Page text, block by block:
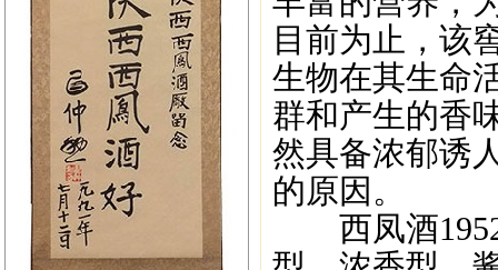
目前为止，该
生物在其生命
群和产生的香
然具备浓郁诱
的原因。
西凤酒1952